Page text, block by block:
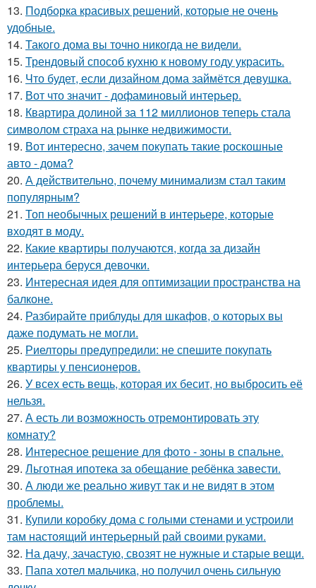
13. Подборка красивых решений, которые не очень
удобные.
14. Такого дома вы точно никогда не видели.
15. Трендовый способ кухню к новому году украсить.
16. Что будет, если дизайном дома займётся девушка.
17. Вот что значит - дофаминовый интерьер.
18. Квартира долиной за 112 миллионов теперь стала
символом страха на рынке недвижимости.
19. Вот интересно, зачем покупать такие роскошные
авто - дома?
20. А действительно, почему минимализм стал таким
популярным?
21. Топ необычных решений в интерьере, которые
входят в моду.
22. Какие квартиры получаются, когда за дизайн
интерьера беруся девочки.
23. Интересная идея для оптимизации пространства на
балконе.
24. Разбирайте приблуды для шкафов, о которых вы
даже подумать не могли.
25. Риелторы предупредили: не спешите покупать
квартиры у пенсионеров.
26. У всех есть вещь, которая их бесит, но выбросить её
нельзя.
27. А есть ли возможность отремонтировать эту
комнату?
28. Интересное решение для фото - зоны в спальне.
29. Льготная ипотека за обещание ребёнка завести.
30. А люди же реально живут так и не видят в этом
проблемы.
31. Купили коробку дома с голыми стенами и устроили
там настоящий интерьерный рай своими руками.
32. На дачу, зачастую, свозят не нужные и старые вещи.
33. Папа хотел мальчика, но получил очень сильную